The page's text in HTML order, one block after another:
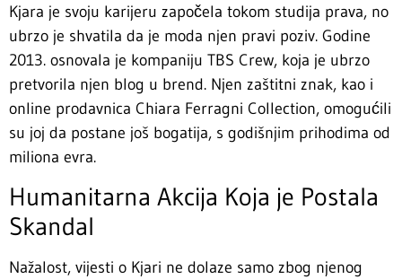
Kjara je svoju karijeru započela tokom studija prava, no
ubrzo je shvatila da je moda njen pravi poziv. Godine
2013. osnovala je kompaniju TBS Crew, koja je ubrzo
pretvorila njen blog u brend. Njen zaštitni znak, kao i
online prodavnica Chiara Ferragni Collection, omogućili
su joj da postane još bogatija, s godišnjim prihodima od
miliona evra.
Humanitarna Akcija Koja je Postala
Skandal
Nažalost, vijesti o Kjari ne dolaze samo zbog njenog